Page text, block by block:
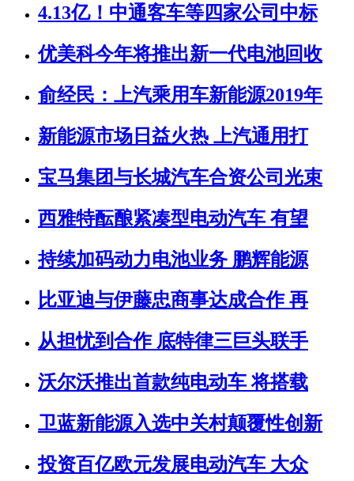
4.13亿！中通客车等四家公司中标
优美科今年将推出新一代电池回收
俞经民：上汽乘用车新能源2019年
新能源市场日益火热 上汽通用打
宝马集团与长城汽车合资公司光束
西雅特酝酿紧凑型电动汽车 有望
持续加码动力电池业务 鹏辉能源
比亚迪与伊藤忠商事达成合作 再
从担忧到合作 底特律三巨头联手
沃尔沃推出首款纯电动车 将搭载
卫蓝新能源入选中关村颠覆性创新
投资百亿欧元发展电动汽车 大众